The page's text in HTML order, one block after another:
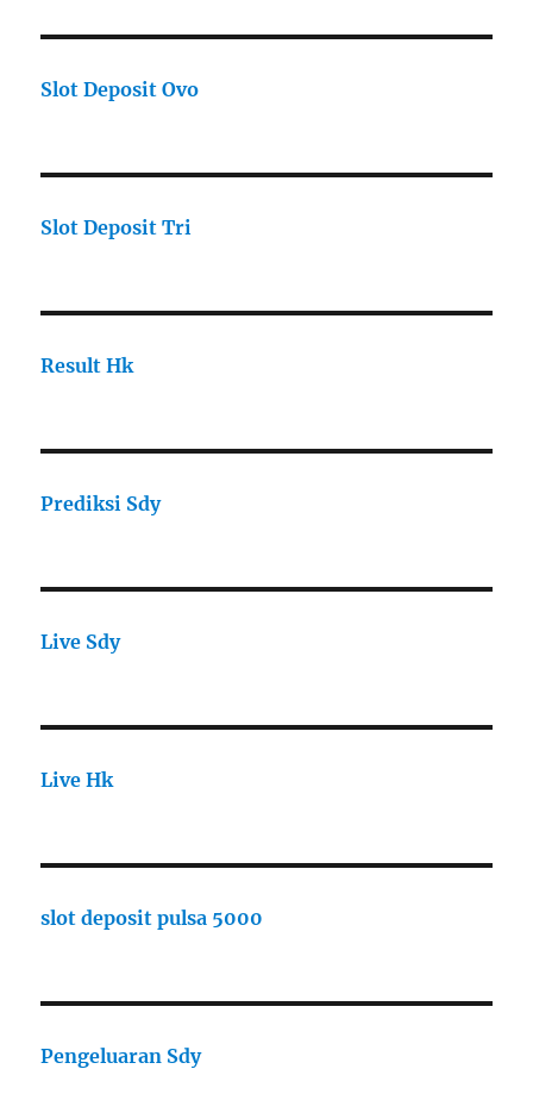
Slot Deposit Ovo
Slot Deposit Tri
Result Hk
Prediksi Sdy
Live Sdy
Live Hk
slot deposit pulsa 5000
Pengeluaran Sdy